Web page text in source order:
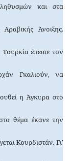
και στα
Άνοιξης.
έπεισε τον
Γκαλιούν, να
η Άγκυρα στο
θέμα έκανε την
Κουρδιστάν. Γι’